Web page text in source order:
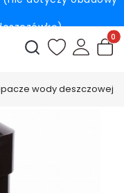
Otwórz
wody deszczowej